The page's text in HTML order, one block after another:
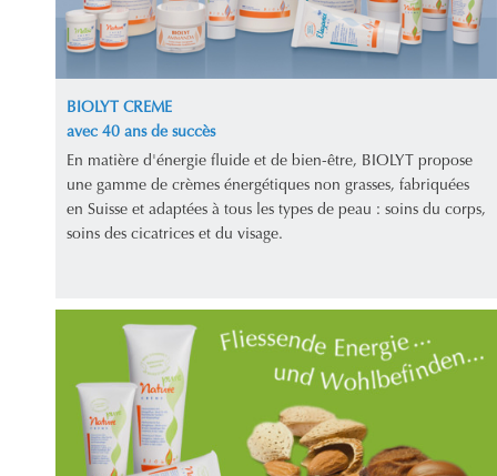
BIOLYT CREME
avec 40 ans de succès
En matière d'énergie fluide et de bien-être, BIOLYT propose
une gamme de crèmes énergétiques non grasses, fabriquées
en Suisse et adaptées à tous les types de peau : soins du corps,
soins des cicatrices et du visage.